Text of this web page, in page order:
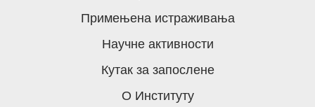
Примењена истраживања
Научне активности
Кутак за запослене
О Институту